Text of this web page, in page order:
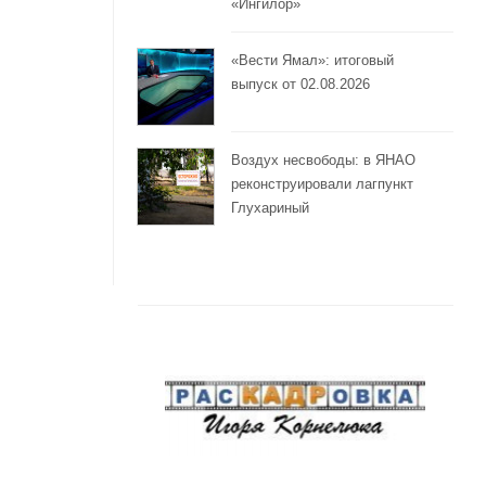
«Ингилор»
«Вести Ямал»: итоговый
выпуск от 02.08.2026
Воздух несвободы: в ЯНАО
реконструировали лагпункт
Глухариный